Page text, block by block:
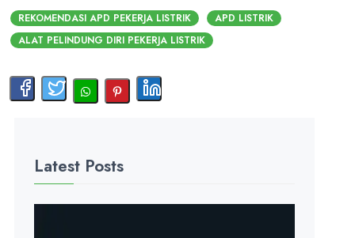
REKOMENDASI APD PEKERJA LISTRIK
APD LISTRIK
ALAT PELINDUNG DIRI PEKERJA LISTRIK
Latest Posts